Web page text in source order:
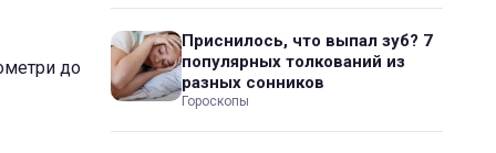
до
Приснилось, что выпал зуб? 7
популярных толкований из
разных сонников
Гороскопы